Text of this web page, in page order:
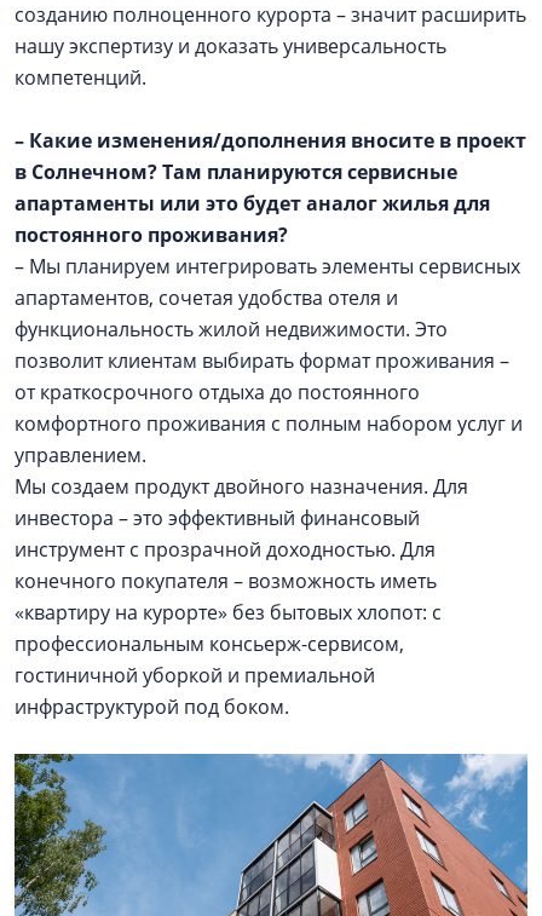
созданию полноценного курорта – значит расширить
нашу экспертизу и доказать универсальность
компетенций.
– Какие изменения/дополнения вносите в проект
в Солнечном? Там планируются сервисные
апартаменты или это будет аналог жилья для
постоянного проживания?
– Мы планируем интегрировать элементы сервисных
апартаментов, сочетая удобства отеля и
функциональность жилой недвижимости. Это
позволит клиентам выбирать формат проживания –
от краткосрочного отдыха до постоянного
комфортного проживания с полным набором услуг и
управлением.
Мы создаем продукт двойного назначения. Для
инвестора – это эффективный финансовый
инструмент с прозрачной доходностью. Для
конечного покупателя – возможность иметь
«квартиру на курорте» без бытовых хлопот: с
профессиональным консьерж-сервисом,
гостиничной уборкой и премиальной
инфраструктурой под боком.